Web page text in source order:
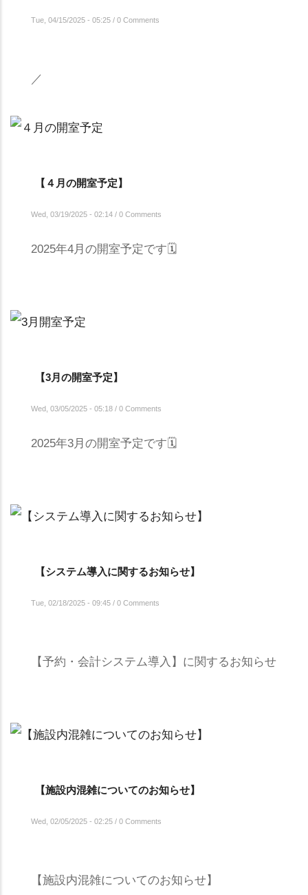
Tue, 04/15/2025 - 05:25 / 0 Comments
／
【４月の開室予定】
Wed, 03/19/2025 - 02:14 / 0 Comments
2025年4月の開室予定です🗓️
【3月の開室予定】
Wed, 03/05/2025 - 05:18 / 0 Comments
2025年3月の開室予定です🗓️
【システム導入に関するお知らせ】
Tue, 02/18/2025 - 09:45 / 0 Comments
【予約・会計システム導入】に関するお知らせ
【施設内混雑についてのお知らせ】
Wed, 02/05/2025 - 02:25 / 0 Comments
【施設内混雑についてのお知らせ】